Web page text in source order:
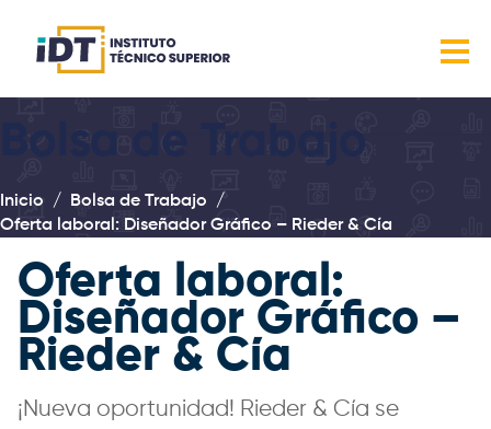
Bolsa de Trabajo
Inicio
Bolsa de Trabajo
Oferta laboral: Diseñador Gráfico – Rieder & Cía
Oferta laboral:
Diseñador Gráfico –
Rieder & Cía
¡Nueva oportunidad! Rieder & Cía se